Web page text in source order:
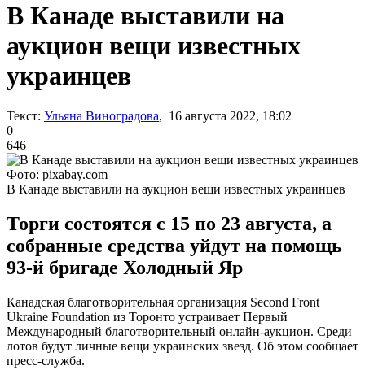
В Канаде выставили на
аукцион вещи известных
украинцев
Текст: Ульяна Виноградова, 16 августа 2022, 18:02
0
646
Фото: pixabay.com
В Канаде выставили на аукцион вещи известных украинцев
Торги состоятся с 15 по 23 августа, а
собранные средства уйдут на помощь
93-й бригаде Холодный Яр
Канадская благотворительная организация Second Front
Ukraine Foundation из Торонто устраивает Первый
Международный благотворительный онлайн-аукцион. Среди
лотов будут личные вещи украинских звезд. Об этом сообщает
пресс-служба.